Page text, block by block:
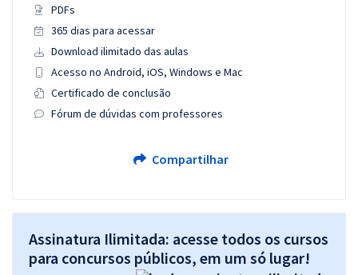
PDFs
365 dias para acessar
Download ilimitado das aulas
Acesso no Android, iOS, Windows e Mac
Certificado de conclusão
Fórum de dúvidas com professores
Compartilhar
Assinatura Ilimitada: acesse todos os cursos
para concursos públicos, em um só lugar!